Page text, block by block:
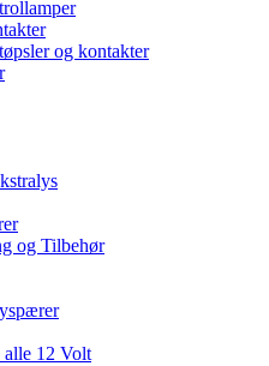
og kontakter
og Tilbehør
alle 12 Volt